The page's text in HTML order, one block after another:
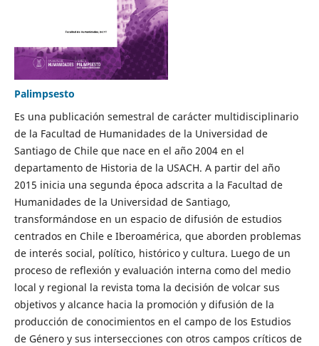
Palimpsesto
Es una publicación semestral de carácter multidisciplinario
de la Facultad de Humanidades de la Universidad de
Santiago de Chile que nace en el año 2004 en el
departamento de Historia de la USACH. A partir del año
2015 inicia una segunda época adscrita a la Facultad de
Humanidades de la Universidad de Santiago,
transformándose en un espacio de difusión de estudios
centrados en Chile e Iberoamérica, que aborden problemas
de interés social, político, histórico y cultura. Luego de un
proceso de reflexión y evaluación interna como del medio
local y regional la revista toma la decisión de volcar sus
objetivos y alcance hacia la promoción y difusión de la
producción de conocimientos en el campo de los Estudios
de Género y sus intersecciones con otros campos críticos de